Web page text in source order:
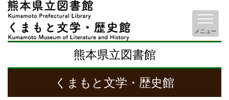
熊本県立図書館
くまもと文学・歴史館
メニュー